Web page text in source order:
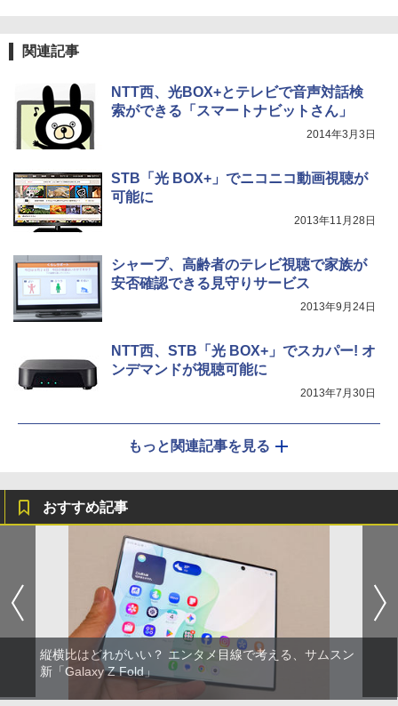
関連記事
NTT西、光BOX+とテレビで音声対話検
索ができる「スマートナビットさん」
2014年3月3日
STB「光 BOX+」でニコニコ動画視聴が
可能に
2013年11月28日
シャープ、高齢者のテレビ視聴で家族が
安否確認できる見守りサービス
2013年9月24日
NTT西、STB「光 BOX+」でスカパー! オ
ンデマンドが視聴可能に
2013年7月30日
もっと関連記事を見る
おすすめ記事
縦横比はどれがいい？ エンタメ目線で考える、サムスン
新「Galaxy Z Fold」